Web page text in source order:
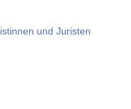
und Juristen